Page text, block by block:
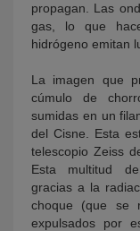
propagan. Las
gas, lo que
hidrógeno emitan
La imagen que
cúmulo de
sumidas en un
del Cisne. Esta
telescopio Zeiss
Esta multitud
gracias a la
choque (que se
expulsados por